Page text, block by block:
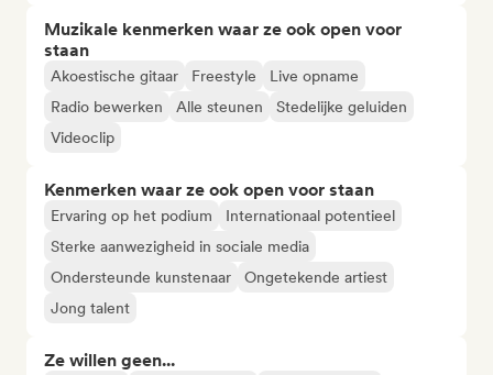
Muzikale kenmerken waar ze ook open voor
staan
Akoestische gitaar Freestyle
Live opname
Radio bewerken
Alle steunen
Stedelijke geluiden
Videoclip
Kenmerken waar ze ook open voor staan
Ervaring op het podium
Internationaal potentieel
Sterke aanwezigheid in sociale media
Ondersteunde kunstenaar
Ongetekende artiest
Jong talent
Ze willen geen...